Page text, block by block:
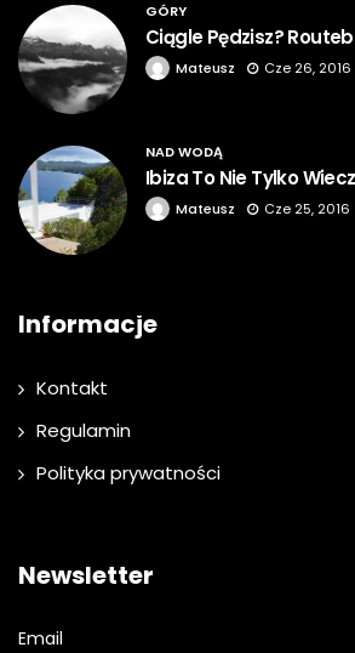
GÓRY
Ciągle Pędzisz?
Mateusz Cze 26, 2016
NAD WODĄ
Ibiza To Nie Tylko
Mateusz Cze 25, 2016
Informacje
Kontakt
Regulamin
Polityka prywatności
Newsletter
Email